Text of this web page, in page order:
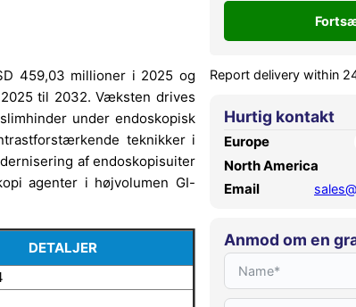
459,03 millioner i 2025 og
til 2032. Væksten drives
under endoskopisk
teknikker i
af endoskopisuiter
agenter i højvolumen GI-
DETALJER
Report delivery within
Hurtig kontakt
Europe
North America
Email
Anmod om en